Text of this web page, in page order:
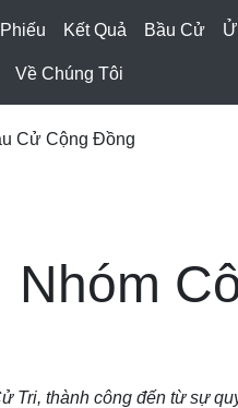
Kết Quả Bầu Cử
Về Chúng Tôi
Cử Cộng Đồng
Nhóm
Tri, thành công đến từ sự